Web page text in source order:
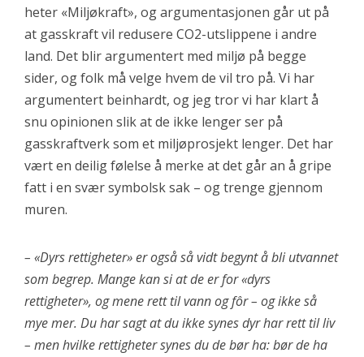
heter «Miljøkraft», og argumentasjonen går ut på
at gasskraft vil redusere CO2-utslippene i andre
land. Det blir argumentert med miljø på begge
sider, og folk må velge hvem de vil tro på. Vi har
argumentert beinhardt, og jeg tror vi har klart å
snu opinionen slik at de ikke lenger ser på
gasskraftverk som et miljøprosjekt lenger. Det har
vært en deilig følelse å merke at det går an å gripe
fatt i en svær symbolsk sak – og trenge gjennom
muren.
– «Dyrs rettigheter» er også så vidt begynt å bli utvannet
som begrep. Mange kan si at de er for «dyrs
rettigheter», og mene rett til vann og fôr – og ikke så
mye mer. Du har sagt at du ikke synes dyr har rett til liv
– men hvilke rettigheter synes du de bør ha: bør de ha